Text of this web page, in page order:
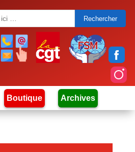
Boutique Archives